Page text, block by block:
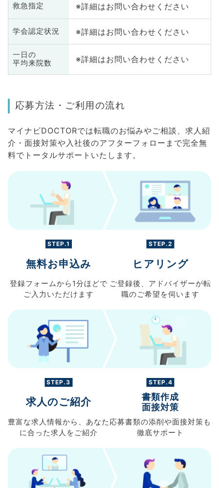
救急指定 ※詳細はお問い合わせください
学会認定状況 ※詳細はお問い合わせください
一日の
平均来院数
※詳細はお問い合わせください
応募方法・ご利用の流れ
マイナビDOCTORでは転職のお悩みやご相談、求人紹
介・面接対策や入社後のアフターフォローまで完全無
料でトータルサポートいたします。
STEP.1
無料お申込み
登録フォームから 1分ほどで
ご入力 いただけます
STEP.2
ヒアリング
ご登録後、 アドバイザーが転
職のご希望を伺います
STEP.3
求人のご紹介
豊富な求人情報から、 あなた
に合った求人を ご紹介
STEP.4
書類作成
面接対策
応募書類の添削や面接対策も
徹底サポート